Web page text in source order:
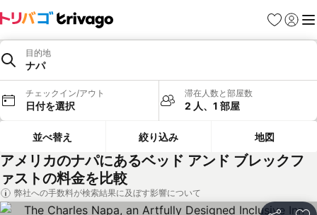
お気に入り
ログイ
メ
目的地
ナパ
チェックイン/アウト
日付を選択
滞在人数と部屋数
2 人、1 部屋
並べ替え 絞り込み 地図
アメリカのナパにあるベッド アンド ブレックフ
ァストの料金を比較
弊社への手数料が検索結果に及ぼす影響について